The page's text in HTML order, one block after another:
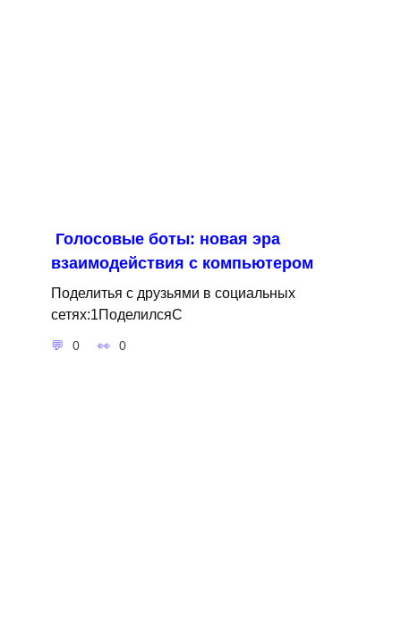
Голосовые боты: новая эра
взаимодействия с компьютером
Поделитья с друзьями в социальных
сетях:1ПоделилсяС
0 0